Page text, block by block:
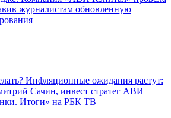
журналистам обновленную
Инфляционные ожидания растут:
Сачин, инвест стратег АВИ
Итоги» на РБК ТВ